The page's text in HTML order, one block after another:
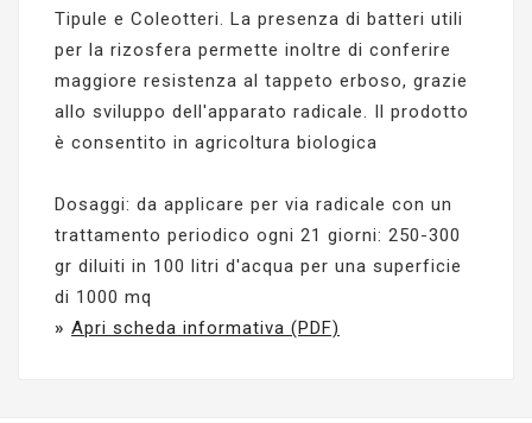
Tipule e Coleotteri. La presenza di batteri utili
per la rizosfera permette inoltre di conferire
maggiore resistenza al tappeto erboso, grazie
allo sviluppo dell'apparato radicale. Il prodotto
è consentito in agricoltura biologica
Dosaggi: da applicare per via radicale con un
trattamento periodico ogni 21 giorni: 250-300
gr diluiti in 100 litri d'acqua per una superficie
di 1000 mq
» Apri scheda informativa (PDF)